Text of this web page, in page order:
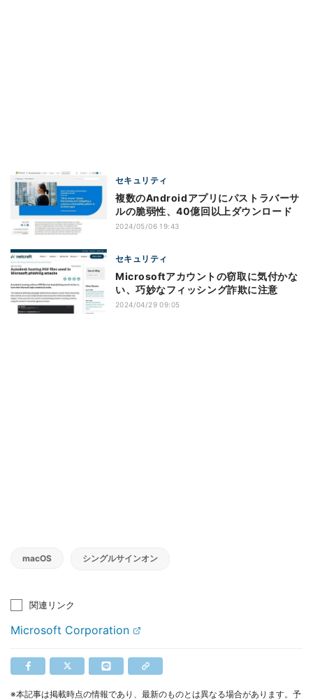
セキュリティ
複数のAndroidアプリにパストラバーサ
ルの脆弱性、40億回以上ダウンロード
2024/05/06 19:43
セキュリティ
Microsoftアカウントの窃取に気付かな
い、巧妙なフィッシング詐欺に注意
2024/04/29 09:05
macOS シングルサインオン
関連リンク
Microsoft Corporation
※本記事は掲載時点の情報であり、最新のものとは異なる場合があります。予